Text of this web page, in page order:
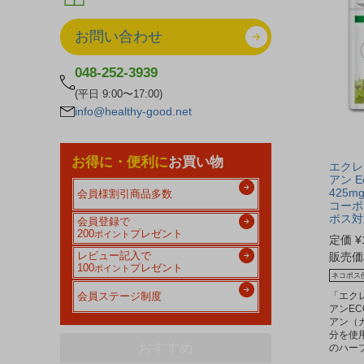
お問い合わせ
048-252-3939
(平日 9:00〜17:00)
info@healthy-good.net
お得に・便利にお買い物
会員様割引商品多数
会員登録で
200ポイント プレゼント
レビュー記入で
100ポイント プレゼント
会員ステージ制度
エク
アン
コー
ポス
定価 ¥
販売
ネコポス
「エ
アン
アン（
分を使
のハー